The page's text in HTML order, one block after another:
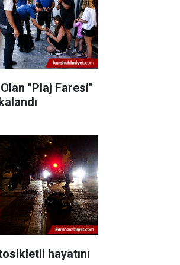
"Plaj Faresi"
hayatını